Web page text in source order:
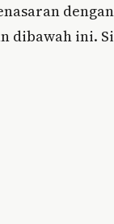
dibawah ini.